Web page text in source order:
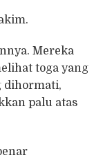
Mereka
toga yang
dihormati,
palu atas